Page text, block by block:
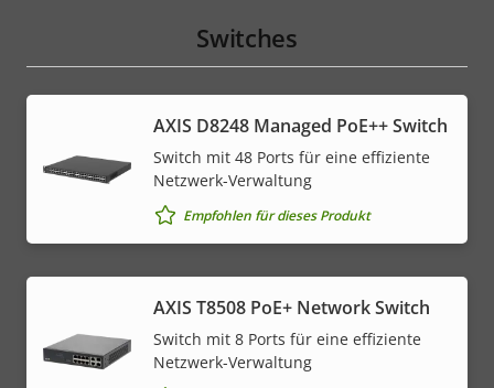
Switches
AXIS D8248 Managed PoE++ Switch
Switch mit 48 Ports für eine effiziente
Netzwerk-Verwaltung
Empfohlen für dieses Produkt
AXIS T8508 PoE+ Network Switch
Switch mit 8 Ports für eine effiziente
Netzwerk-Verwaltung